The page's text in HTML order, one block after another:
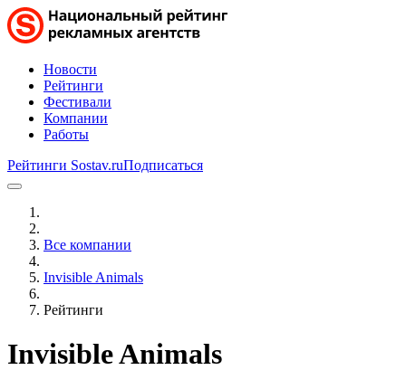
Новости
Рейтинги
Фестивали
Компании
Работы
Рейтинги Sostav.ruПодписаться
Все компании
Invisible Animals
Рейтинги
Invisible Animals